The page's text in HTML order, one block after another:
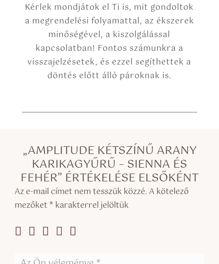
Kérlek mondjátok el Ti is, mit gondoltok
a megrendelési folyamattal, az ékszerek
minőségével, a kiszolgálással
kapcsolatban! Fontos számunkra a
visszajelzésetek, és ezzel segíthettek a
döntés előtt álló pároknak is.
„AMPLITUDE KÉTSZÍNŰ ARANY
KARIKAGYŰRŰ – SIENNA ÉS
FEHÉR” ÉRTÉKELÉSE ELSŐKÉNT
Az e-mail címet nem tesszük közzé.A kötelező
mezőket * karakterrel jelöltük